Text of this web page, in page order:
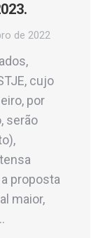
de 2022
cujo
por
serão
proposta
maior,